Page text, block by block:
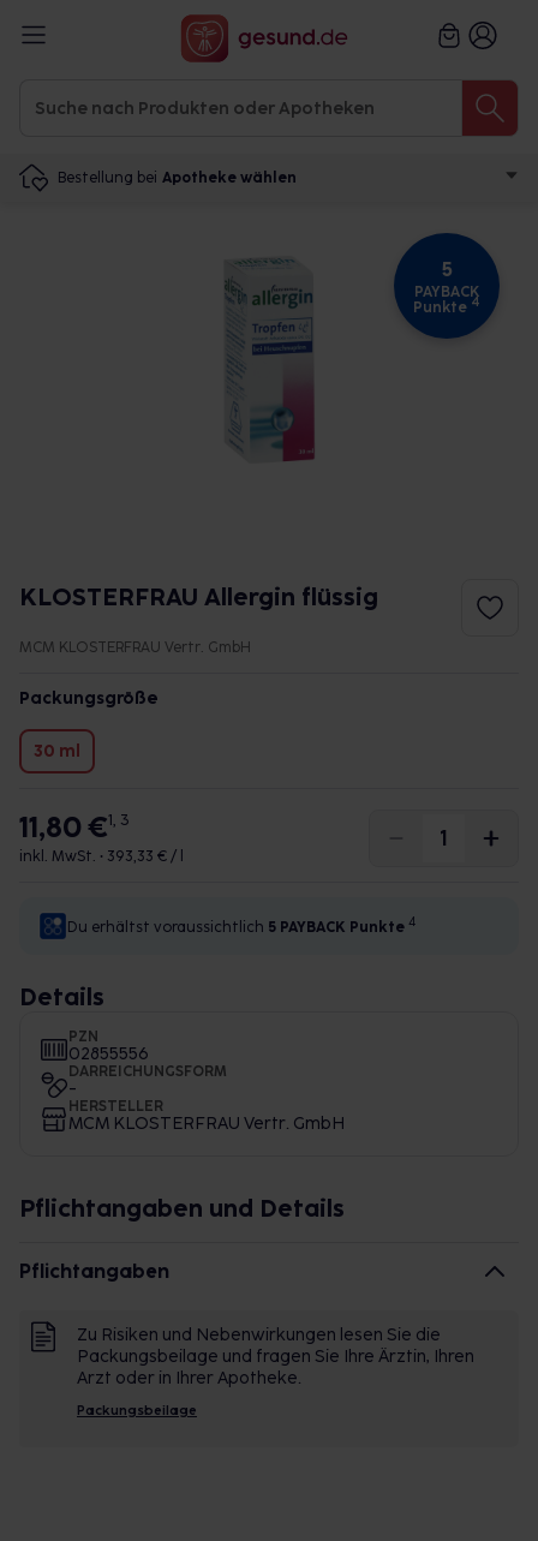
Bestellung bei Apotheke wählen
5
PAYBACK
Punkte 4
KLOSTERFRAU Allergin flüssig
MCM KLOSTERFRAU Vertr. GmbH
Packungsgröße
30 ml
11,80 €1, 3
inkl. MwSt. • 393,33 € / l
Du erhältst voraussichtlich 5 PAYBACK Punkte 4
Details
PZN
02855556
DARREICHUNGSFORM
-
HERSTELLER
MCM KLOSTERFRAU Vertr. GmbH
Pflichtangaben und Details
Pflichtangaben
Zu Risiken und Nebenwirkungen lesen Sie die
Packungsbeilage und fragen Sie Ihre Ärztin, Ihren
Arzt oder in Ihrer Apotheke.
Packungsbeilage